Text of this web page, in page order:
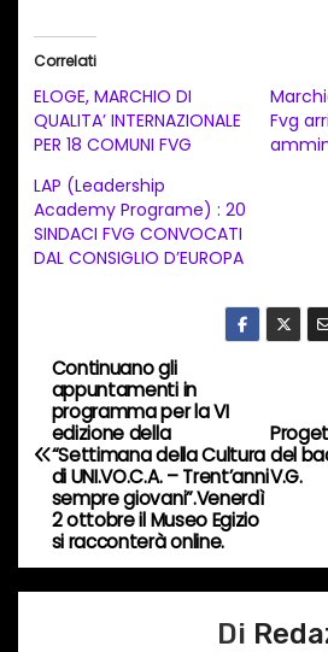
a
m
e
n
t
c
o
r
s
o
…
Correlati
ELOGE, MARCHIO DI
QUALITA’ INTERNAZIONALE
PER 18 COMUNI FVG
Fvg
LAP (Leadership
Academy Programe) : 20
SINDACI FVG CONVOCATI
DAL CONSIGLIO D’EUROPA
N
a
v
g
del
V.G.
Continuano gli
appuntamenti in
programma per la VI
edizione della
“Settimana della Cultura
di UNI.VO.C.A. – Trent’anni
sempre giovani”.Venerdì
2 ottobre il Museo Egizio
si racconterà online.
Di